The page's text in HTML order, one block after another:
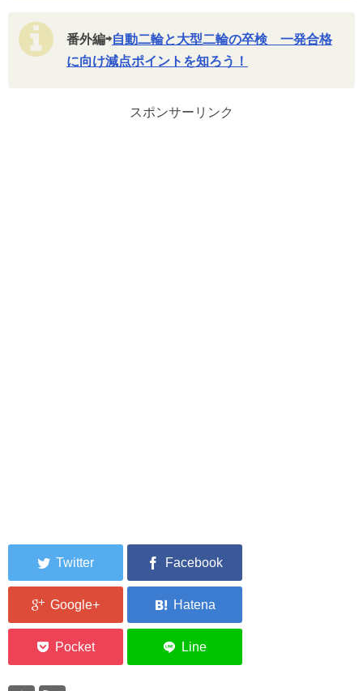
番外編⇨自動二輪と大型二輪の卒検 一発合格
に向け減点ポイントを知ろう！
スポンサーリンク